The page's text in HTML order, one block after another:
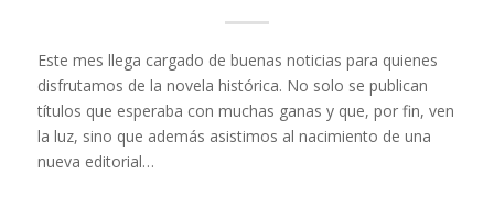
Este mes llega cargado de buenas noticias para quienes
disfrutamos de la novela histórica. No solo se publican
títulos que esperaba con muchas ganas y que, por fin, ven
la luz, sino que además asistimos al nacimiento de una
nueva editorial…